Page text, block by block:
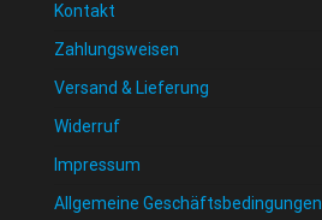
Kontakt
Zahlungsweisen
Versand & Lieferung
Widerruf
Impressum
Allgemeine Geschäftsbedingungen